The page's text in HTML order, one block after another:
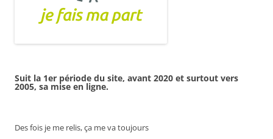
Suit la 1er période du site, avant 2020 et surtout vers
2005, sa mise en ligne.
Des fois je me relis, ça me va toujours